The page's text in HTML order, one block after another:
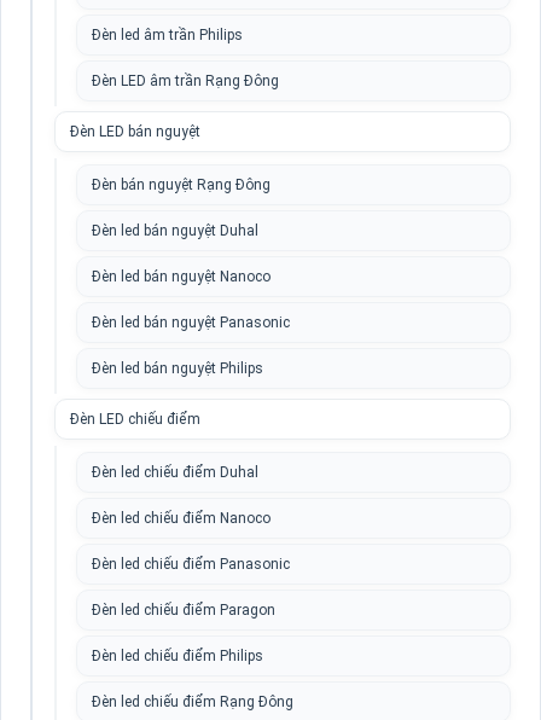
Đèn led âm trần Philips
Đèn LED âm trần Rạng Đông
Đèn LED bán nguyệt
Đèn bán nguyệt Rạng Đông
Đèn led bán nguyệt Duhal
Đèn led bán nguyệt Nanoco
Đèn led bán nguyệt Panasonic
Đèn led bán nguyệt Philips
Đèn LED chiếu điểm
Đèn led chiếu điểm Duhal
Đèn led chiếu điểm Nanoco
Đèn led chiếu điểm Panasonic
Đèn led chiếu điểm Paragon
Đèn led chiếu điểm Philips
Đèn led chiếu điểm Rạng Đông